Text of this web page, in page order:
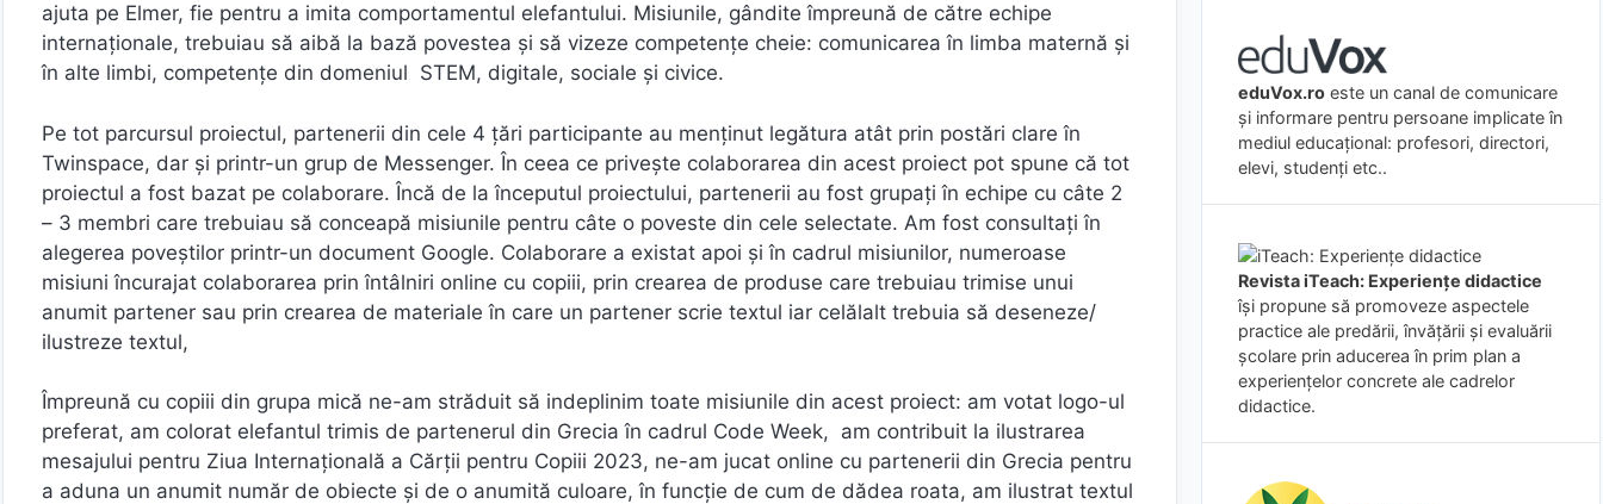
ajuta pe Elmer, fie pentru a imita comportamentul elefantului. Misiunile, gândite împreună de către echipe
internaționale, trebuiau să aibă la bază povestea și să vizeze competențe cheie: comunicarea în limba maternă și
în alte limbi, competențe din domeniul STEM, digitale, sociale și civice.
Pe tot parcursul proiectul, partenerii din cele 4 țări participante au menținut legătura atât prin postări clare în
Twinspace, dar și printr-un grup de Messenger. În ceea ce privește colaborarea din acest proiect pot spune că tot
proiectul a fost bazat pe colaborare. Încă de la începutul proiectului, partenerii au fost grupați în echipe cu câte 2
– 3 membri care trebuiau să conceapă misiunile pentru câte o poveste din cele selectate. Am fost consultați în
alegerea poveștilor printr-un document Google. Colaborare a existat apoi și în cadrul misiunilor, numeroase
misiuni încurajat colaborarea prin întâlniri online cu copiii, prin crearea de produse care trebuiau trimise unui
anumit partener sau prin crearea de materiale în care un partener scrie textul iar celălalt trebuia să deseneze/
ilustreze textul,
Împreună cu copiii din grupa mică ne-am străduit să indeplinim toate misiunile din acest proiect: am votat logo-ul
preferat, am colorat elefantul trimis de partenerul din Grecia în cadrul Code Week, am contribuit la ilustrarea
mesajului pentru Ziua Internațională a Cărții pentru Copiii 2023, ne-am jucat online cu partenerii din Grecia pentru
a aduna un anumit număr de obiecte și de o anumită culoare, în funcție de cum de dădea roata, am ilustrat textul
eduVox.ro este un canal de comunicare
și informare pentru persoane implicate în
mediul educațional: profesori, directori,
elevi, studenți etc..
Revista iTeach: Experienţe didactice
îşi propune să promoveze aspectele
practice ale predării, învăţării şi evaluării
şcolare prin aducerea în prim plan a
experienţelor concrete ale cadrelor
didactice.